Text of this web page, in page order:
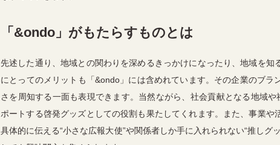
「&ondo」がもたらすものとは
先述した通り、地域との関わりを深めるきっかけになったり、地域を
にとってのメリットも「&ondo」には含めれています。その企業のブラ
さを周知する一面も表現できます。当然ながら、社会貢献となる地域
ポートする啓発グッズとしての役割も果たしてくれます。また、事業や
具体的に伝える“小さな広報大使”や関係者しか手に入れられない“推しグ